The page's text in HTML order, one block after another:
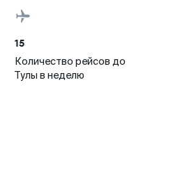
15
Количество рейсов до
Тулы в неделю